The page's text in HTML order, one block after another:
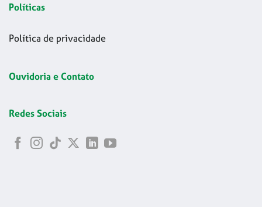
Políticas
Política de privacidade
Ouvidoria e Contato
Redes Sociais